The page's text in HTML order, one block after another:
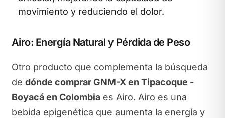
movimiento y reduciendo el dolor.
Airo: Energía Natural y Pérdida de Peso
Otro producto que complementa la búsqueda
de dónde comprar GNM-X en Tipacoque -
Boyacá en Colombiaes Airo. Airo es una
bebida epigenética que aumenta la energía y